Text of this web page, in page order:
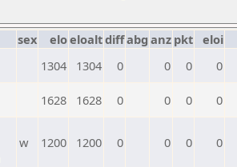
sex eloeloaltdiffabg anz pkt eloi
1304 1304 0 0 0 0
1628 1628 0 0 0 0
w 1200 1200 0 0 0 0